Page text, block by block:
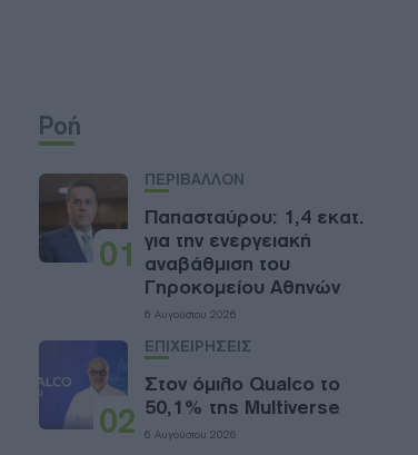
Ροή
01
ΠΕΡΙΒΑΛΛΟΝ
Παπασταύρου: 1,4 εκατ.
για την ενεργειακή
αναβάθμιση του
Γηροκομείου Αθηνών
6 Αυγούστου 2026
02
ΕΠΙΧΕΙΡΗΣΕΙΣ
Στον όμιλο Qualco το
50,1% της Multiverse
6 Αυγούστου 2026